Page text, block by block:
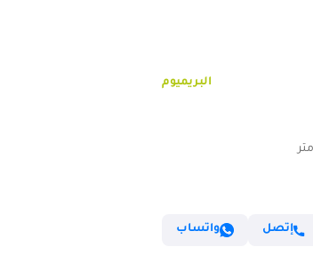
البريميوم
إتصل واتساب